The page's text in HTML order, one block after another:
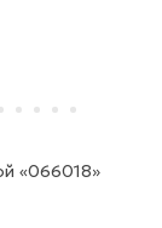
«066018»